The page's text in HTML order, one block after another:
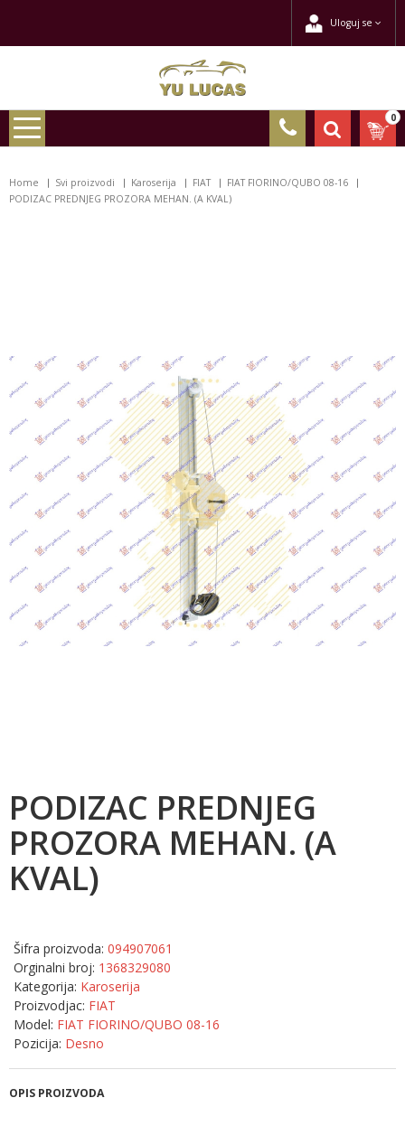
Uloguj se
0
Home Svi proizvodi Karoserija FIAT
FIAT FIORINO/QUBO 08-16
PODIZAC PREDNJEG PROZORA MEHAN. (A KVAL)
PODIZAC PREDNJEG
PROZORA MEHAN. (A
KVAL)
Šifra proizvoda: 094907061
Orginalni broj: 1368329080
Kategorija: Karoserija
Proizvodjac: FIAT
Model: FIAT FIORINO/QUBO 08-16
Pozicija: Desno
OPIS PROIZVODA